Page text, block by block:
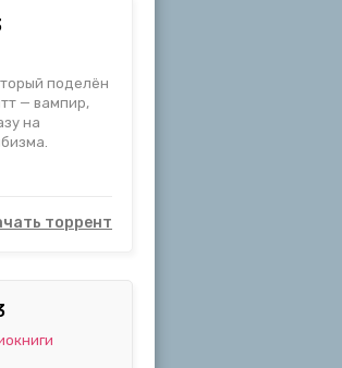
поделён
— вампир,
на
торрент